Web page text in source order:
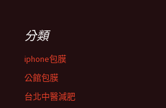
分類
iphone包膜
公館包膜
台北中醫減肥